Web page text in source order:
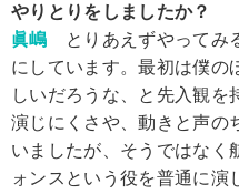
やりとりをしましたか？
眞嶋 とりあえずやってみ
にしています。最初は僕の
しいだろうな、と先入観を
演じにくさや、動きと声の
いましたが、そうではなく
ォンスという役を普通に演